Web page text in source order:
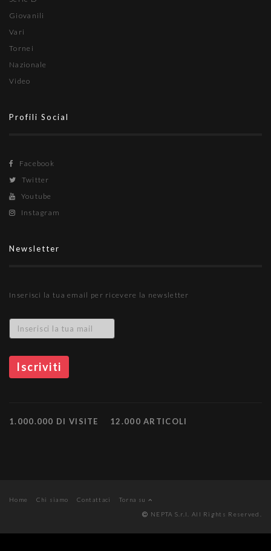
Giovanili
Vari
Tornei
Nazionale
Video
Profili Social
Facebook
Twitter
Youtube
Instagram
Newsletter
Inserisci la tua email per ricevere la newsletter
1.000.000 DI VISITE 12.000 ARTICOLI
Home Chi siamo Contattaci
Torna su
NEPTA S.r.l. All Rights Reserved.